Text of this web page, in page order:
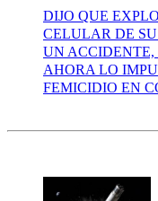
DIJO QUE
CELULAR DE SU
UN ACCIDENTE,
AHORA LO
FEMICIDIO EN